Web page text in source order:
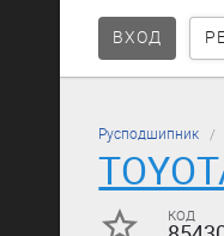
ВХОД
Русподшипник
код